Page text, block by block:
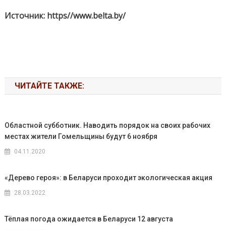
Источник: https//www.belta.by/
ЧИТАЙТЕ ТАКЖЕ:
Областной субботник. Наводить порядок на своих рабочих
местах жители Гомельщины будут 6 ноября
04.11.2020
«Дерево героя»: в Беларуси проходит экологическая акция
28.03.2022
Тёплая погода ожидается в Беларуси 12 августа